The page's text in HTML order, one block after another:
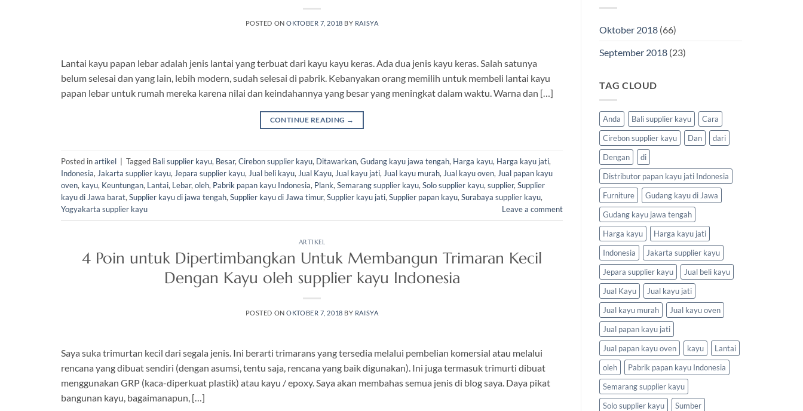
POSTED ONOKTOBER 7, 2018 BY RAISYA
Lantai kayu papan lebar adalah jenis lantai yang terbuat dari kayu kayu keras. Ada dua jenis kayu keras. Salah satunya
belum selesai dan yang lain, lebih modern, sudah selesai di pabrik. Kebanyakan orang memilih untuk membeli lantai kayu
papan lebar untuk rumah mereka karena nilai dan keindahannya yang besar yang meningkat dalam waktu. Warna dan […]
CONTINUE READING →
Posted inartikel Tagged Bali supplier kayu, Besar, Cirebon supplier kayu, Ditawarkan, Gudang kayu jawa tengah, Harga kayu, Harga kayu jati,
Indonesia, Jakarta supplier kayu, Jepara supplier kayu, Jual beli kayu, Jual Kayu, Jual kayu jati, Jual kayu murah, Jual kayu oven, Jual papan kayu
oven, kayu, Keuntungan, Lantai, Lebar, oleh, Pabrik papan kayu Indonesia, Plank, Semarang supplier kayu, Solo supplier kayu, supplier, Supplier
kayu di Jawa barat, Supplier kayu di jawa tengah, Supplier kayu di Jawa timur, Supplier kayu jati, Supplier papan kayu, Surabaya supplier kayu,
Yogyakarta supplier kayu
Leave a comment
ARTIKEL
4 Poin untuk Dipertimbangkan Untuk Membangun Trimaran Kecil
Dengan Kayu oleh supplier kayu Indonesia
POSTED ONOKTOBER 7, 2018 BY RAISYA
Saya suka trimurtan kecil dari segala jenis. Ini berarti trimarans yang tersedia melalui pembelian komersial atau melalui
rencana yang dibuat sendiri (dengan asumsi, tentu saja, rencana yang baik digunakan). Ini juga termasuk trimurti dibuat
menggunakan GRP (kaca-diperkuat plastik) atau kayu / epoxy. Saya akan membahas semua jenis di blog saya. Daya pikat
bangunan kayu, bagaimanapun, […]
Oktober 2018 (66)
September 2018 (23)
TAG CLOUD
Anda Bali supplier kayu
Cara
Cirebon supplier kayu
Dan
dari
Dengan
di
Distributor papan kayu jati Indonesia
Furniture
Gudang kayu di Jawa
Gudang kayu jawa tengah
Harga kayu
Harga kayu jati
Indonesia
Jakarta supplier kayu
Jepara supplier kayu
Jual beli kayu
Jual Kayu
Jual kayu jati
Jual kayu murah
Jual kayu oven
Jual papan kayu jati
Jual papan kayu oven
kayu
Lantai
oleh
Pabrik papan kayu Indonesia
Semarang supplier kayu
Solo supplier kayu
Sumber